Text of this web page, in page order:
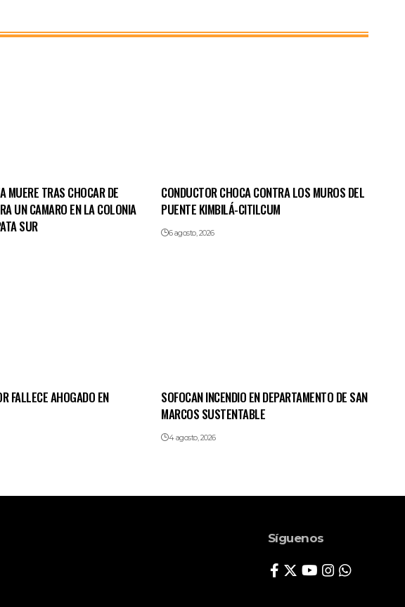
MUERE TRAS CHOCAR DE
UN CAMARO EN LA COLONIA
SUR
CONDUCTOR CHOCA CONTRA LOS MUROS DEL
PUENTE KIMBILÁ-CITILCUM
6 agosto, 2026
FALLECE AHOGADO EN
SOFOCAN INCENDIO EN DEPARTAMENTO DE SAN
MARCOS SUSTENTABLE
4 agosto, 2026
Síguenos